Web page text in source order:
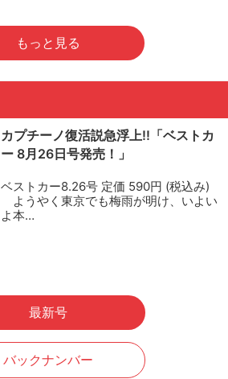
もっと見る
カプチーノ復活説急浮上!!「ベストカ
ー 8月26日号発売！」
ベストカー8.26号 定価 590円 (税込み)
ようやく東京でも梅雨が明け、いよい
よ本…
最新号
バックナンバー